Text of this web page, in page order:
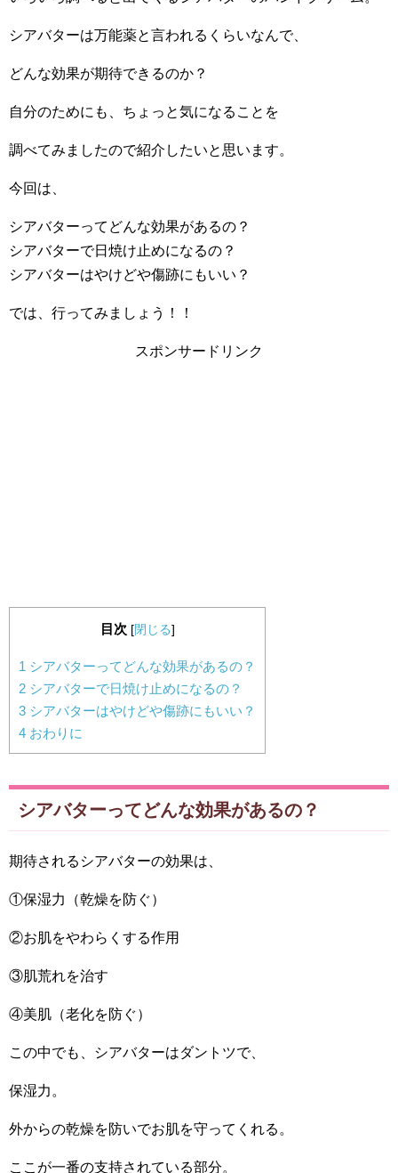
シアバターは万能薬と言われるくらいなんで、
どんな効果が期待できるのか？
自分のためにも、ちょっと気になることを
調べてみましたので紹介したいと思います。
今回は、
シアバターってどんな効果があるの？
シアバターで日焼け止めになるの？
シアバターはやけどや傷跡にもいい？
では、行ってみましょう！！
スポンサードリンク
目次 [閉じる]
1 シアバターってどんな効果があるの？
2 シアバターで日焼け止めになるの？
3 シアバターはやけどや傷跡にもいい？
4 おわりに
シアバターってどんな効果があるの？
期待されるシアバターの効果は、
①保湿力（乾燥を防ぐ）
②お肌をやわらくする作用
③肌荒れを治す
④美肌（老化を防ぐ）
この中でも、シアバターはダントツで、
保湿力。
外からの乾燥を防いでお肌を守ってくれる。
ここが一番の支持されている部分。